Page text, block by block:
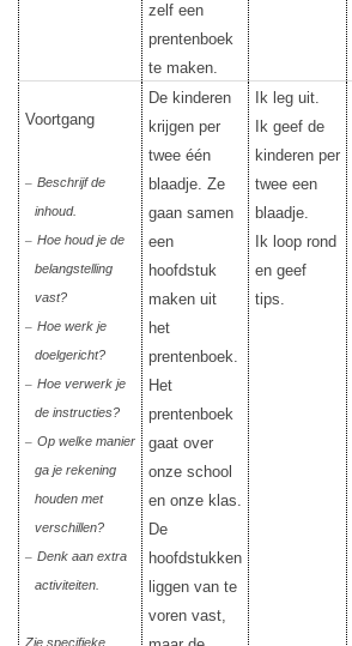
zelf een
prentenboek
te maken.
Voortgang
– Beschrijf de
inhoud.
– Hoe houd je de
belangstelling
vast?
– Hoe werk je
doelgericht?
– Hoe verwerk je
de instructies?
– Op welke manier
ga je rekening
houden met
verschillen?
– Denk aan extra
activiteiten.
Zie specifieke
De kinderen
krijgen per
twee één
blaadje. Ze
gaan samen
een
hoofdstuk
maken uit
het
prentenboek.
Het
prentenboek
gaat over
onze school
en onze klas.
De
hoofdstukken
liggen van te
voren vast,
Ik leg uit.
Ik geef de
kinderen per
twee een
blaadje.
Ik loop rond
en geef
tips.